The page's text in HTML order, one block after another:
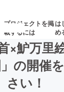
プロジェクトを掲
載するには
は
め
の新着プロ
募集終了
×魲万里
の開催
さい！